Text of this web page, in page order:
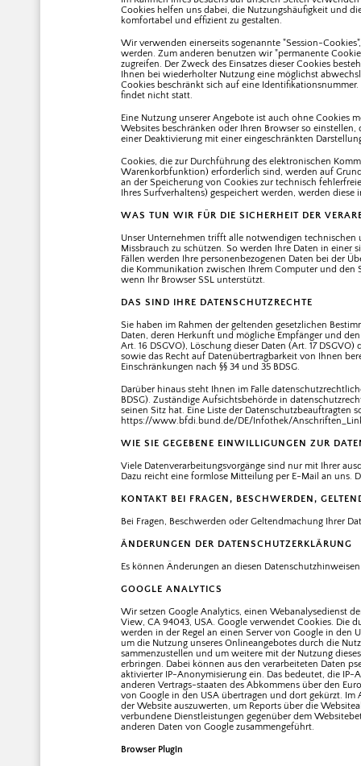
Cookies helfen uns dabei, die Nutzungshäufigkeit und
komfortabel und effizient zu gestalten.
Wir verwenden einerseits sogenannte "Session-
werden. Zum anderen benutzen wir "permanente
zugreifen. Der Zweck des Einsatzes dieser Cookies
Ihnen bei wiederholter Nutzung eine möglichst
Cookies beschränkt sich auf eine
findet nicht statt.
Eine Nutzung unserer Angebote ist auch ohne Cookies
Websites beschränken oder Ihren Browser so
einer Deaktivierung mit einer eingeschränkten
Cookies, die zur Durchführung des elektronischen
Warenkorbfunktion) erforderlich sind, werden auf
an der Speicherung von Cookies zur technisch
Ihres Surfverhaltens) gespeichert werden, werden
WAS TUN WIR FÜR DIE SICHERHEIT DER
Unser Unternehmen trifft alle notwendigen technischen
Missbrauch zu schützen. So werden Ihre Daten in
Fällen werden Ihre personenbezogenen Daten bei der
die Kommunikation zwischen Ihrem Computer und den
wenn Ihr Browser SSL unterstützt.
DAS SIND IHRE DATENSCHUTZRECHTE
Sie haben im Rahmen der geltenden gesetzlichen
Daten, deren Herkunft und mögliche Empfänger und
Art. 16 DSGVO), Löschung dieser Daten (Art. 17
sowie das Recht auf Datenübertragbarkeit von Ihnen
Einschränkungen nach §§ 34 und 35 BDSG.
Darüber hinaus steht Ihnen im Falle
BDSG). Zuständige Aufsichtsbehörde in
seinen Sitz hat. Eine Liste der
https://www.bfdi.bund.de/DE/Infothek/
WIE SIE GEGEBENE EINWILLIGUNGEN ZUR
Viele Datenverarbeitungsvorgänge sind nur mit Ihrer
Dazu reicht eine formlose Mitteilung per E-Mail an
KONTAKT BEI FRAGEN, BESCHWERDEN,
Bei Fragen, Beschwerden oder Geltendmachung Ihrer
ÄNDERUNGEN DER DATENSCHUTZERKLÄRUNG
Es können Änderungen an diesen
GOOGLE ANALYTICS
Wir setzen Google Analytics, einen Webanalysedienst
View, CA 94043, USA. Google verwendet Cookies. Die
werden in der Regel an einen Server von Google in
um die Nutzung unseres Onlineangebotes durch die
sammenzustellen und um weitere mit der Nutzung
erbringen. Dabei können aus den verarbeiteten Daten
aktivierter IP-Anonymisierung ein. Das bedeutet, die
anderen Vertrags-staaten des Abkommens über den
von Google in den USA übertragen und dort gekürzt.
der Website auszuwerten, um Reports über die
verbundene Dienstleistungen gegenüber dem
anderen Daten von Google zusammengeführt.
Browser Plugin